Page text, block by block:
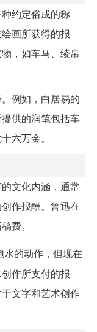
约定俗成的称
画所获得的报
，如车马、绫帛
例如，白居易的
供的润笔包括车
六万金。
文化内涵，通常
作报酬。鲁迅在
费。
水的动作，但现在
作所支付的报
文字和艺术创作